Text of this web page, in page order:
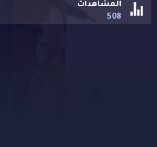
المشاهدات
508